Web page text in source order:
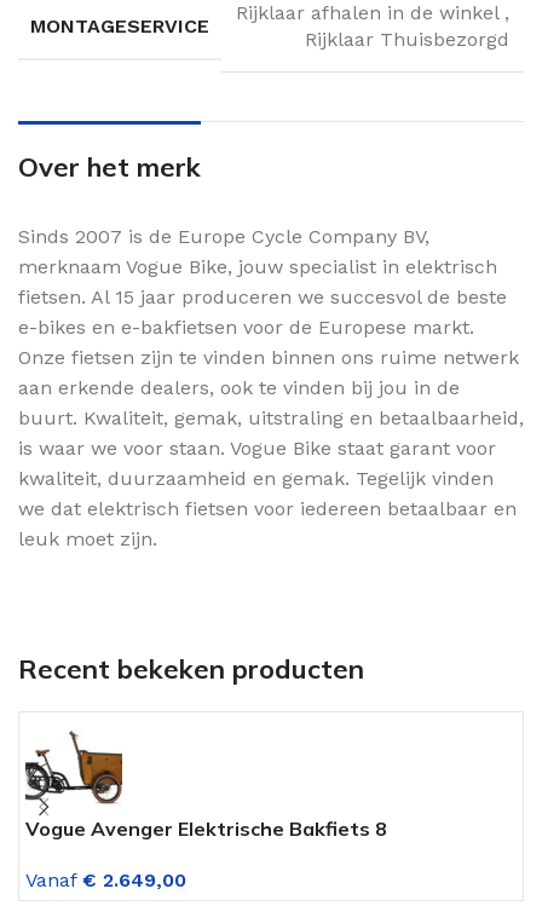
MONTAGESERVICE
Rijklaar afhalen in de winkel ,
Rijklaar Thuisbezorgd
Over het merk
Sinds 2007 is de Europe Cycle Company BV,
merknaam Vogue Bike, jouw specialist in elektrisch
fietsen. Al 15 jaar produceren we succesvol de beste
e-bikes en e-bakfietsen voor de Europese markt.
Onze fietsen zijn te vinden binnen ons ruime netwerk
aan erkende dealers, ook te vinden bij jou in de
buurt. Kwaliteit, gemak, uitstraling en betaalbaarheid,
is waar we voor staan. Vogue Bike staat garant voor
kwaliteit, duurzaamheid en gemak. Tegelijk vinden
we dat elektrisch fietsen voor iedereen betaalbaar en
leuk moet zijn.
Recent bekeken producten
Vogue Avenger Elektrische Bakfiets 8
Vanaf € 2.649,00